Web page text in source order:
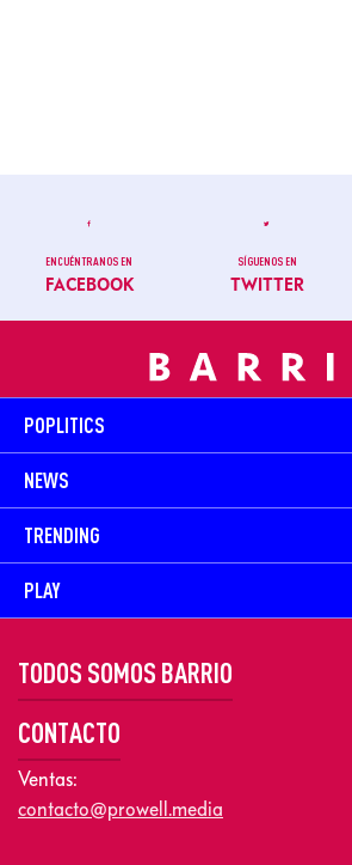
ENCUÉNTRANOS EN
FACEBOOK
SÍGUENOS EN
TWITTER
POPLITICS
NEWS
TRENDING
PLAY
TODOS SOMOS BARRIO
CONTACTO
Ventas:
contacto@prowell.media